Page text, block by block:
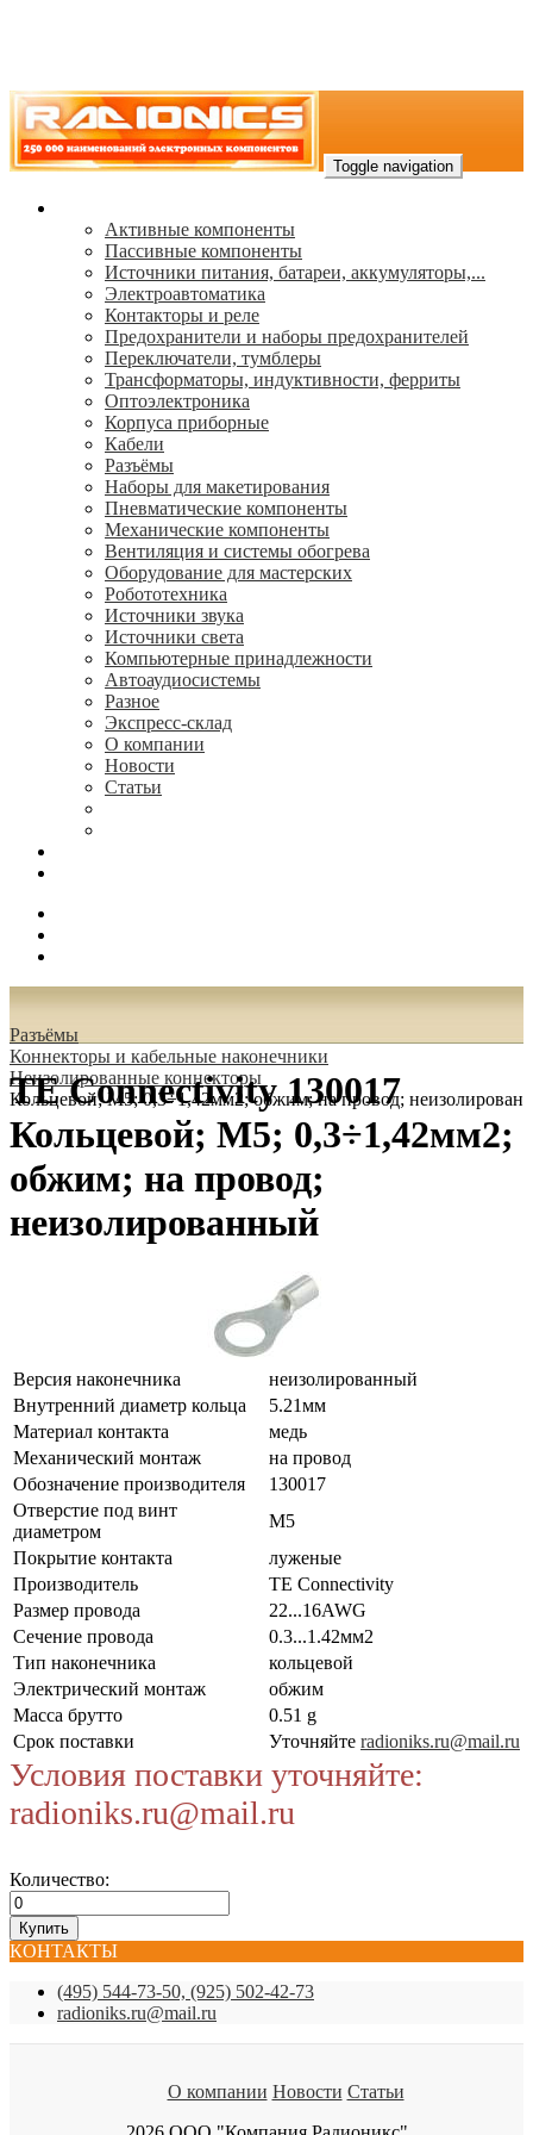
Toggle navigation
Активные компоненты
Пассивные компоненты
Источники питания, батареи, аккумуляторы,...
Электроавтоматика
Контакторы и реле
Предохранители и наборы предохранителей
Переключатели, тумблеры
Трансформаторы, индуктивности, ферриты
Oптоэлектроника
Корпуса приборные
Кабели
Разъёмы
Наборы для макетирования
Пневматические компоненты
Механические компоненты
Вентиляция и системы обогрева
Оборудование для мастерских
Робототехника
Источники звука
Источники света
Компьютерные принадлежности
Автоаудиосистемы
Разное
Экспресс-склад
О компании
Новости
Статьи
Разъёмы
Коннекторы и кабельные наконечники
Неизолированные коннекторы
Кольцевой; M5; 0,3÷1,42мм2; обжим; на провод;
TE Connectivity 130017
Кольцевой; M5; 0,3÷1,42мм2;
обжим; на провод;
неизолированный
Версия наконечника
неизолированный
Внутренний диаметр кольца
5.21мм
Материал контакта
медь
Механический монтаж
на провод
Обозначение производителя
130017
Отверстие под винт
диаметром
M5
Покрытие контакта
луженые
Производитель
TE Connectivity
Размер провода
22...16AWG
Сечение провода
0.3...1.42мм2
Тип наконечника
кольцевой
Электрический монтаж
обжим
Масса брутто
0.51 g
Срок поставки
Уточняйте radioniks.ru@mail.ru
Условия поставки уточняйте:
radioniks.ru@mail.ru
Количество:
КОНТАКТЫ
(495) 544-73-50, (925) 502-42-73
radioniks.ru@mail.ru
О компании Новости Статьи